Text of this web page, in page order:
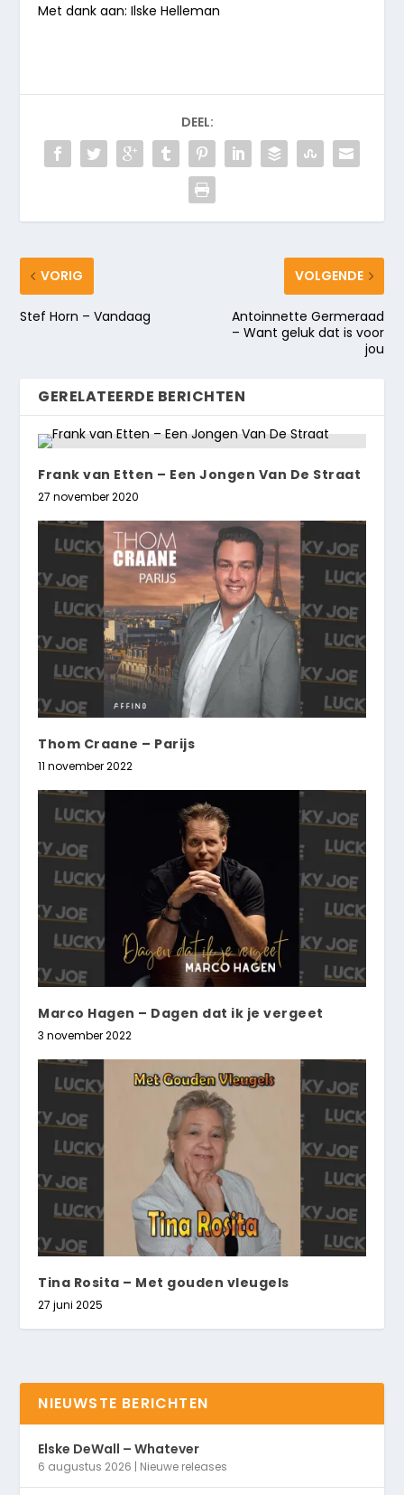
Met dank aan: Ilske Helleman
DEEL:
VORIG
Stef Horn – Vandaag
VOLGENDE
Antoinnette Germeraad
– Want geluk dat is voor
jou
GERELATEERDE BERICHTEN
Frank van Etten – Een Jongen Van De Straat
27 november 2020
Thom Craane – Parijs
11 november 2022
Marco Hagen – Dagen dat ik je vergeet
3 november 2022
Tina Rosita – Met gouden vleugels
27 juni 2025
NIEUWSTE BERICHTEN
Elske DeWall – Whatever
6 augustus 2026 | Nieuwe releases